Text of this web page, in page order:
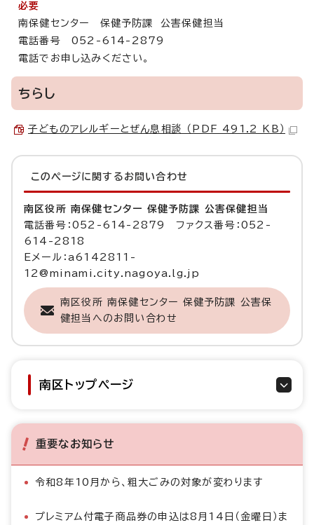
必要
南保健センター 保健予防課 公害保健担当
電話番号 052-614-2879
電話でお申し込みください。
ちらし
子どものアレルギーとぜん息相談 （PDF 491.2 KB）
このページに関する お問い合わせ
南区役所 南保健センター 保健予防課 公害保健担当
電話番号：052-614-2879 ファクス番号：052-
614-2818
Eメール：a6142811-
12@minami.city.nagoya.lg.jp
南区役所 南保健センター 保健予防課 公害保
健担当へのお問い合わせ
南区トップページ
重要なお知らせ
令和8年10月から、粗大ごみの対象が変わります
プレミアム付電子商品券の申込は8月14日（金曜日）ま